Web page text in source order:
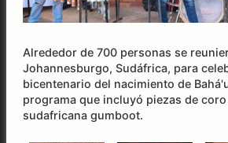
Alrededor de 700 personas se
Johannesburgo, Sudáfrica, para
bicentenario del nacimiento de
programa que incluyó piezas de
sudafricana gumboot.